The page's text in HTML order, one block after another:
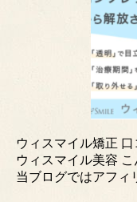
ウィスマイル矯正
ウィスマイル美容
当ブログではアフィ